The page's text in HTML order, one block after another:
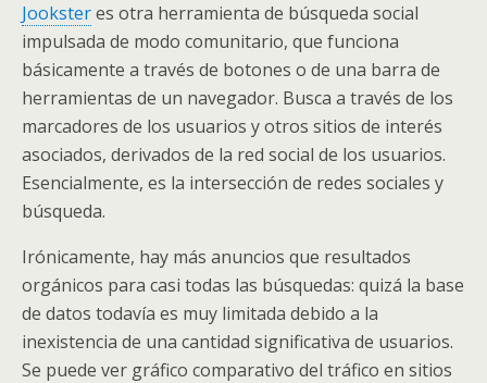
Jooksteres otra herramienta de búsqueda social
impulsada de modo comunitario, que funciona
básicamente a través de botones o de una barra de
herramientas de un navegador. Busca a través de los
marcadores de los usuarios y otros sitios de interés
asociados, derivados de la red social de los usuarios.
Esencialmente, es la intersección de redes sociales y
búsqueda.
Irónicamente, hay más anuncios que resultados
orgánicos para casi todas las búsquedas: quizá la base
de datos todavía es muy limitada debido a la
inexistencia de una cantidad significativa de usuarios.
Se puede ver gráfico comparativo del tráfico en sitios